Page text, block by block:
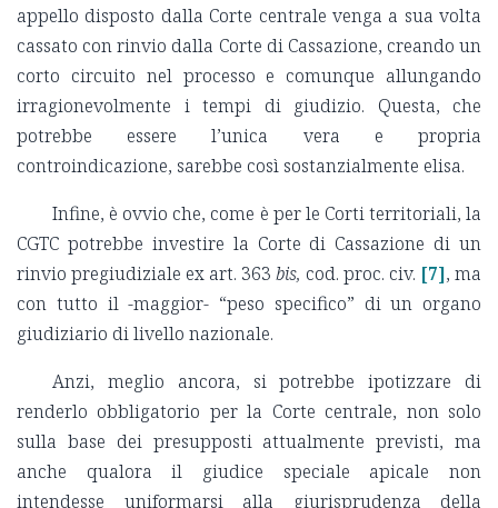
appello disposto dalla Corte centrale venga a sua volta
cassato con rinvio dalla Corte di Cassazione, creando un
corto circuito nel processo e comunque allungando
irragionevolmente i tempi di giudizio. Questa, che
potrebbe essere l’unica vera e propria
controindicazione, sarebbe così sostanzialmente elisa.
Infine, è ovvio che, come è per le Corti territoriali, la
CGTC potrebbe investire la Corte di Cassazione di un
rinvio pregiudiziale ex art. 363 bis, cod. proc. civ. [7], ma
con tutto il -maggior- “peso specifico” di un organo
giudiziario di livello nazionale.
Anzi, meglio ancora, si potrebbe ipotizzare di
renderlo obbligatorio per la Corte centrale, non solo
sulla base dei presupposti attualmente previsti, ma
anche qualora il giudice speciale apicale non
intendesse uniformarsi alla giurisprudenza della